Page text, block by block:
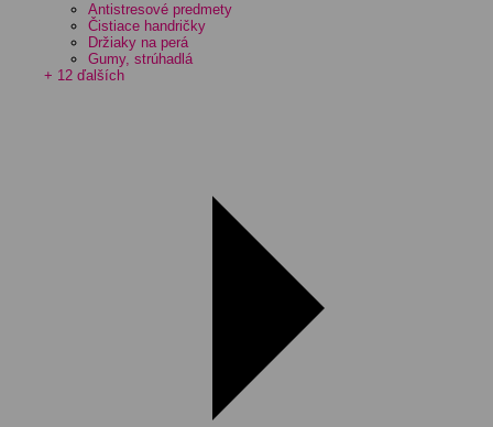
Antistresové predmety
Čistiace handričky
Držiaky na perá
Gumy, strúhadlá
+ 12 ďalších